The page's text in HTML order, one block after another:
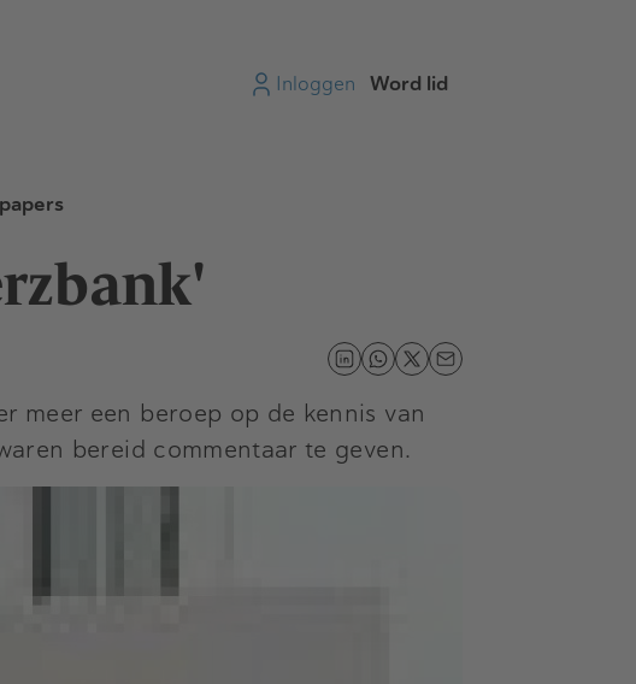
Inloggen Word lid
meer een beroep op de kennis van
bereid commentaar te geven.